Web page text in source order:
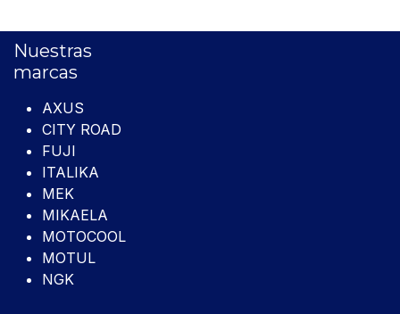
Nuestras
marcas
AXUS
CITY ROAD
FUJI
ITALIKA
MEK
MIKAELA
MOTOCOOL
MOTUL
NGK